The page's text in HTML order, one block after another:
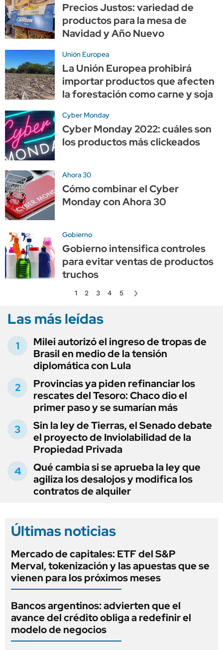
Precios Justos: variedad de
productos para la mesa de
Navidad y Año Nuevo
Unión Europea
La Unión Europea prohibirá
importar productos que afecten
la forestación como carne y soja
Cyber Monday
Cyber Monday 2022: cuáles son
los productos más clickeados
Ahora 30
Cómo combinar el Cyber
Monday con Ahora 30
Gobierno
Gobierno intensifica controles
para evitar ventas de productos
truchos
1 2 3 4 5
Las más leídas
Milei autorizó el ingreso de tropas de
Brasil en medio de la tensión
diplomática con Lula
Provincias ya piden refinanciar los
rescates del Tesoro: Chaco dio el
primer paso y se sumarían más
Sin la ley de Tierras, el Senado debate
el proyecto de Inviolabilidad de la
Propiedad Privada
Qué cambia si se aprueba la ley que
agiliza los desalojos y modifica los
contratos de alquiler
Últimas noticias
Mercado de capitales: ETF del S&P
Merval, tokenización y las apuestas que se
vienen para los próximos meses
Bancos argentinos: advierten que el
avance del crédito obliga a redefinir el
modelo de negocios